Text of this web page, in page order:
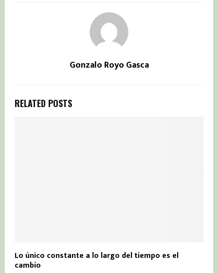
Gonzalo Royo Gasca
RELATED POSTS
Lo único constante a lo largo del tiempo es el
cambio